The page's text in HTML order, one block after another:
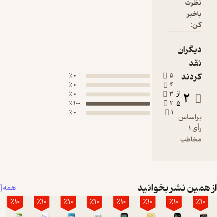
نظرت
باخبر
کن:
دیگران
نقد
کردند
2 از
5
براساس
رأی 1
مخاطب
5
3
2
100 ٪
نشر بخوانید همه
٪10 ٪10 ٪10 ٪10 ٪10 ٪10 ٪10 ٪10